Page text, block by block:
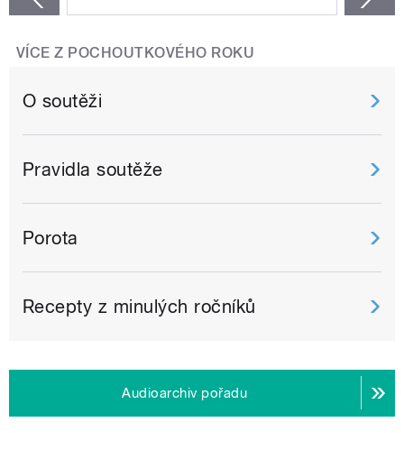
VÍCE Z POCHOUTKOVÉHO ROKU
O soutěži
Pravidla soutěže
Porota
Recepty z minulých ročníků
Audioarchiv pořadu